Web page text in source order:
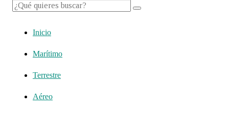
Inicio
Marítimo
Terrestre
Aéreo